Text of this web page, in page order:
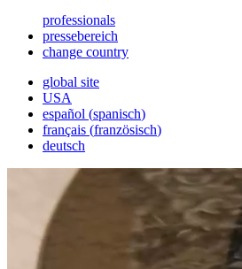
professionals
pressebereich
change country
global site
USA
español (spanisch)
français (französisch)
deutsch